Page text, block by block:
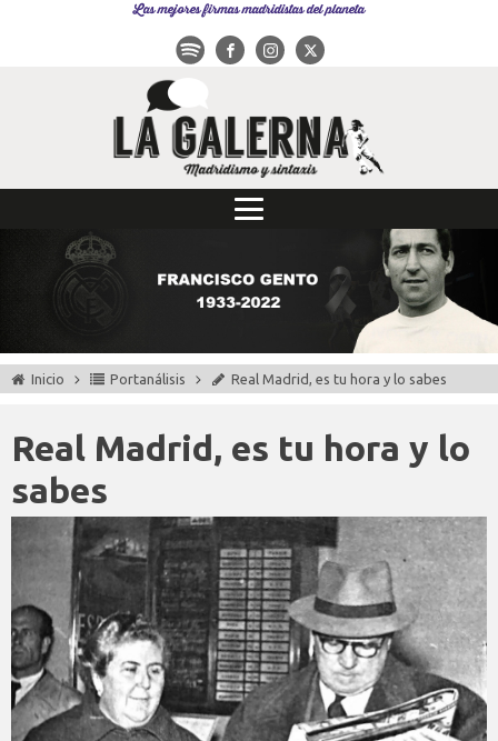
Las mejores firmas madridistas del planeta
Inicio Portanálisis Real Madrid, es tu hora y lo sabes
Real Madrid, es tu hora y lo
sabes